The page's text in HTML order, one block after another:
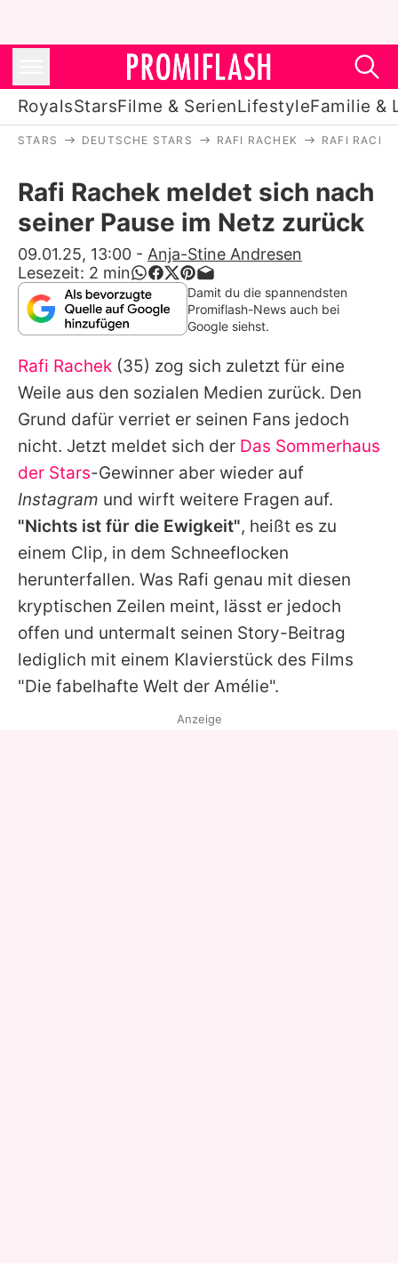
RoyalsStarsFilme & SerienLifestyleFamilie &
Stars
Filme & Serien
Lifestyle
Familie & Liebe
Alle Themen auf Promiflash
Jobs
App runterladen
Team
Redaktionelle Richtlinien
Impressum
Datenschutzerklärung
Nutzungsbedingungen
Utiq verwalten
STARS DEUTSCHE STARS RAFI RACHEK RAFI
Rafi Rachek meldet sich nach
seiner Pause im Netz zurück
09.01.25, 13:00 - Anja-Stine Andresen
Lesezeit: 2 min
Damit du die spannendsten
Promiflash-News auch bei
Google siehst.
Rafi Rachek (35) zog sich zuletzt für eine
Weile aus den sozialen Medien zurück. Den
Grund dafür verriet er seinen Fans jedoch
nicht. Jetzt meldet sich der Das Sommerhaus
der Stars-Gewinner aber wieder auf
Instagram und wirft weitere Fragen auf.
"Nichts ist für die Ewigkeit", heißt es zu
einem Clip, in dem Schneeflocken
herunterfallen. Was Rafi genau mit diesen
kryptischen Zeilen meint, lässt er jedoch
offen und untermalt seinen Story-Beitrag
lediglich mit einem Klavierstück des Films
"Die fabelhafte Welt der Amélie".
Anzeige